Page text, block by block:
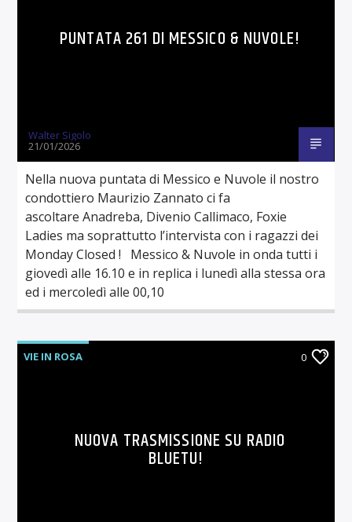
PUNTATA 261 DI MESSICO & NUVOLE!
Walter Sigolo
21/01/2026
Nella nuova puntata di Messico e Nuvole il nostro
condottiero Maurizio Zannato ci fa
ascoltare Anadreba, Divenio Callimaco, Foxie
Ladies ma soprattutto l’intervista con i ragazzi dei
Monday Closed ! Messico & Nuvole in onda tutti i
giovedì alle 16.10 e in replica i lunedì alla stessa ora
ed i mercoledì alle 00,10
VIE IN ROSA 0
NUOVA TRASMISSIONE SU RADIO
BLUETU!